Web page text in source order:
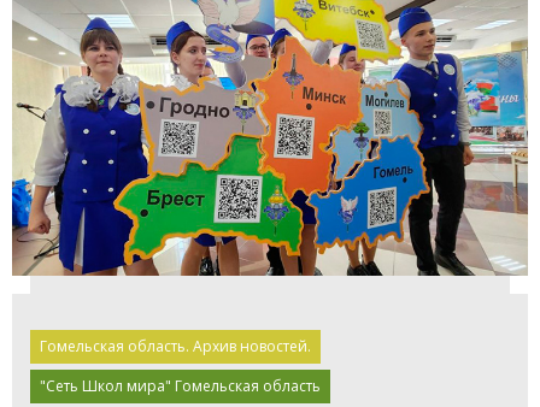
Гомельская область. Архив новостей.
"Сеть Школ мира" Гомельская область